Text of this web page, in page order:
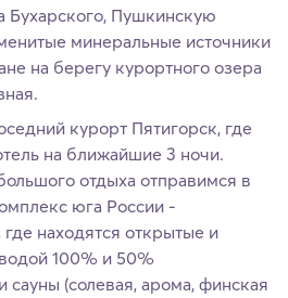
Пушкинскую
минеральные источники
на берегу курортного озера
курорт Пятигорск, где
на ближайшие 3 ночи.
отдыха отправимся в
юга России -
находятся открытые и
100% и 50%
сауны (солевая, арома, финская